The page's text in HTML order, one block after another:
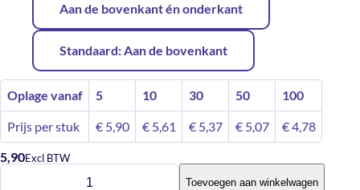
Aan de bovenkant én onderkant
Standaard: Aan de bovenkant
Oplage vanaf 5 10 30 50 100
Prijs per stuk €5,90 €5,61 €5,37 €5,07 €4,78
5,90Excl BTW
Theedoos
Toevoegen aan winkelwagen